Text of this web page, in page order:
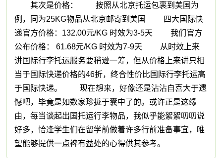
其次是价格： 按照从北京托运包裹到美国为
例，同为25KG物品从北京邮寄到美国 四大国际快
递官方价格：132.00元/KG 时效为3-5天 我们官方
公布价格： 61.68元/KG 时效为7-9天 从时效上来
讲国际行李托运服务要稍逊一筹，但从价格上来讲只相
当于国际快递价格的46折，终合性价比国际行李托运高
于国际快递。 现在想来，好像还是沾沾自喜大于遗
憾吧，毕竟是如数家珍拢于囊中了的。或许正是这缘
由，每当谈起出国托运行李物品，我似乎能絮絮叨叨说
好多，恰逢学生们在留学前做着许多行前准备事宜，唯
望能够提供一点裨有益处的心得供其参考。